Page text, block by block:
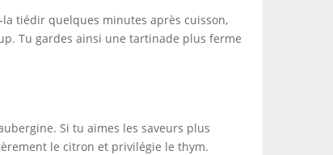
la tiédir quelques minutes après cuisson,
Tu gardes ainsi une tartinade plus ferme
Si tu aimes les saveurs plus
le citron et privilégie le thym.